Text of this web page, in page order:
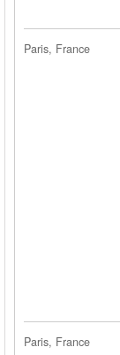
Paris, France
Paris, France